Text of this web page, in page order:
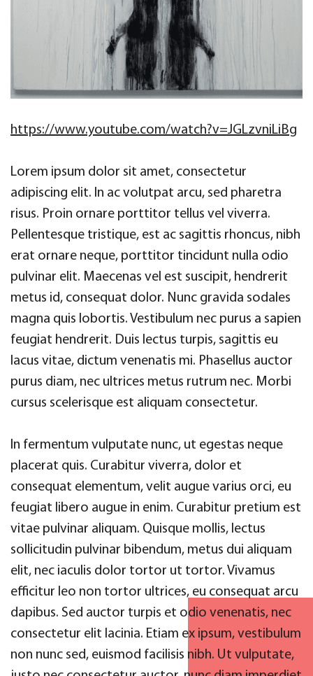
https://www.youtube.com/watch?v=JGLzvniLiBg
Lorem ipsum dolor sit amet, consectetur
adipiscing elit. In ac volutpat arcu, sed pharetra
risus. Proin ornare porttitor tellus vel viverra.
Pellentesque tristique, est ac sagittis rhoncus, nibh
erat ornare neque, porttitor tincidunt nulla odio
pulvinar elit. Maecenas vel est suscipit, hendrerit
metus id, consequat dolor. Nunc gravida sodales
magna quis lobortis. Vestibulum nec purus a sapien
feugiat hendrerit. Duis lectus turpis, sagittis eu
lacus vitae, dictum venenatis mi. Phasellus auctor
purus diam, nec ultrices metus rutrum nec. Morbi
cursus scelerisque est aliquam consectetur.
In fermentum vulputate nunc, ut egestas neque
placerat quis. Curabitur viverra, dolor et
consequat elementum, velit augue varius orci, eu
feugiat libero augue in enim. Curabitur pretium est
vitae pulvinar aliquam. Quisque mollis, lectus
sollicitudin pulvinar bibendum, metus dui aliquam
elit, nec iaculis dolor tortor ut tortor. Vivamus
efficitur leo non tortor ultrices, eu consequat arcu
dapibus. Sed auctor turpis et odio venenatis, nec
consectetur elit lacinia. Etiam ex ipsum, vestibulum
non nunc sed, euismod facilisis nibh. Ut vulputate,